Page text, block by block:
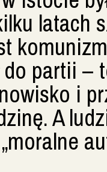
latach
do partii
i
A